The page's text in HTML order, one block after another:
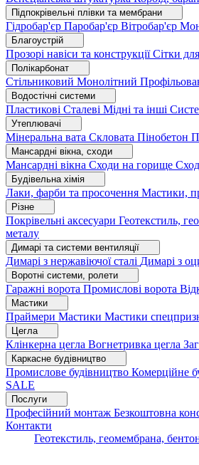
Підпокрівельні плівки та мембрани
Гідробар'єр Паробар'єр Вітробар'єр
Благоустрій
Прозорі навіси та конструкціїСітки
Полікарбонат
Стільниковий Монолітний
Водостічні системи
Пластикові Сталеві Мідні та інші
Утеплювачі
Мінеральна вата Скловата Пінобетон
Мансардні вікна, сходи
Мансардні вікна Сходи на горище
Будівельна хімія
Лаки, фарби та просочення Мастики,
Різне
Покрівельні аксесуари Геотекстиль,
металу
Димарі та системи вентиляції
Димарі з нержавіючої сталі Димарі з
Воротні системи, ролети
Гаражні ворота Промислові ворота
Мастики
Праймери Мастики Мастики
Цегла
Клінкерна цегла Вогнетривка цегла
Каркасне будівництво
Промислове будівництво Комерційне
SALE
Послуги
Професійний монтаж Безкоштовна
Контакти
Геотекстиль, геомембрана,